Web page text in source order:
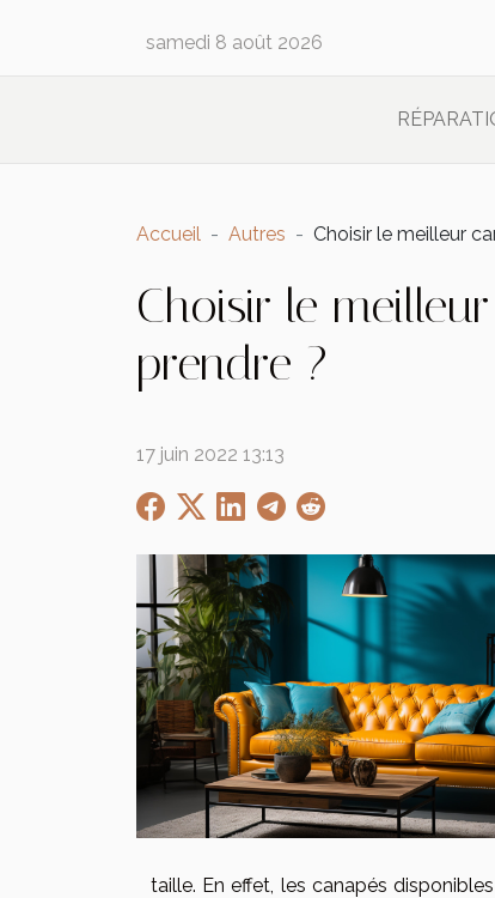
samedi 8 août 2026
Accueil Autres Choisir le meilleur
Choisir le
prendre ?
17 juin 2022 13:13
taille. En effet, les canapés